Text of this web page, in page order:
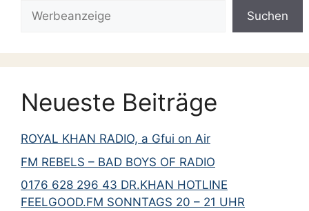
August 2007
Mai 2007
März 2007
Dezember 2006
November 2006
Oktober 2006
Suchen
Suchen
Neueste Beiträge
ROYAL KHAN RADIO, a Gfui on Air
FM REBELS – BAD BOYS OF RADIO
0176 628 296 43 DR.KHAN HOTLINE
FEELGOOD.FM SONNTAGS 20 – 21 UHR